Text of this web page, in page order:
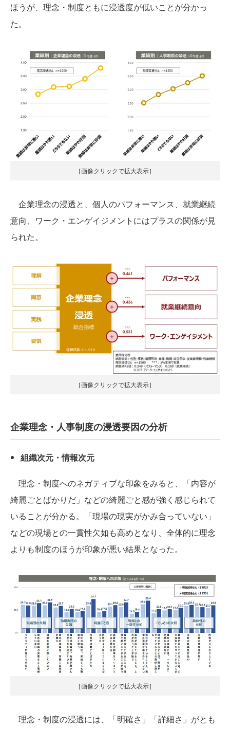
ほうが、理念・制度ともに浸透度が低いことが分かっ
た。
［画像クリックで拡大表示］
企業理念の浸透と、個人のパフォーマンス、就業継続
意向、ワーク・エンゲイジメントにはプラスの関係が見
られた。
［画像クリックで拡大表示］
企業理念・人事制度の浸透要因の分析
組織次元・情報次元
理念・制度へのネガティブな印象をみると、「内容が
綺麗ごとばかりだ」などの綺麗ごと感が強く感じられて
いることが分かる。「現場の現実がかみ合っていない」
などの現場との一貫性欠如も高めとなり、全体的に理念
よりも制度のほうが印象が悪い結果となった。
［画像クリックで拡大表示］
理念・制度の浸透には、「明確さ」「詳細さ」がとも